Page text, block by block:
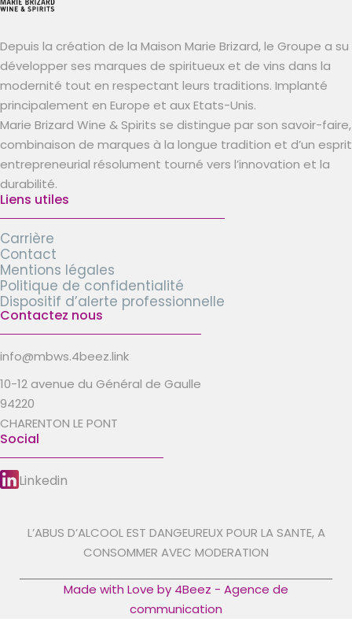
Depuis la création de la Maison Marie Brizard, le Groupe a su
développer ses marques de spiritueux et de vins dans la
modernité tout en respectant leurs traditions. Implanté
principalement en Europe et aux Etats-Unis.
Marie Brizard Wine & Spirits se distingue par son savoir-faire,
combinaison de marques à la longue tradition et d’un esprit
entrepreneurial résolument tourné vers l’innovation et la
durabilité.
Liens utiles
Carrière
Contact
Mentions légales
Politique de confidentialité
Dispositif d’alerte professionnelle
Contactez nous
info@mbws.4beez.link
10-12 avenue du Général de Gaulle
94220
CHARENTON LE PONT
Social
Linkedin
L’ABUS D’ALCOOL EST DANGEUREUX POUR LA SANTE, A
CONSOMMER AVEC MODERATION
Made with Love by 4Beez - Agence de
communication